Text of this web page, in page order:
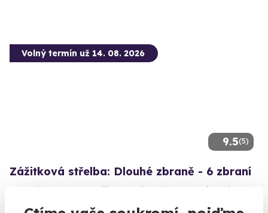
9.5(5)
Volný termín už 14. 08. 2026
Zážitková střelba: Dlouhé zbraně - 6 zbraní
Z každé zbraně si zastřílíte pětkrát - celkem 30 výstřelů.
Budišov nad Budišovkou (okres Opava)